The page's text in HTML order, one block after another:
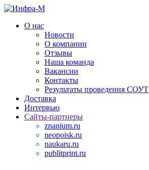
О нас
Новости
О компании
Отзывы
Наша команда
Вакансии
Контакты
Результаты проведения СОУТ
Доставка
Интервью
Сайты-партнеры
znanium.ru
neopoisk.ru
naukaru.ru
publitprint.ru